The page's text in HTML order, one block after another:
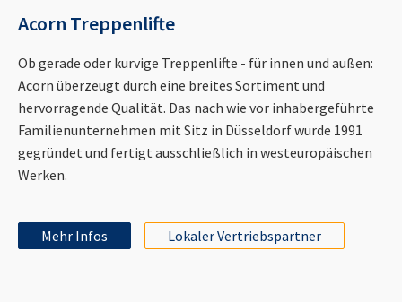
Acorn Treppenlifte
Ob gerade oder kurvige Treppenlifte - für innen und außen:
Acorn überzeugt durch eine breites Sortiment und
hervorragende Qualität. Das nach wie vor inhabergeführte
Familienunternehmen mit Sitz in Düsseldorf wurde 1991
gegründet und fertigt ausschließlich in westeuropäischen
Werken.
Mehr Infos Lokaler Vertriebspartner